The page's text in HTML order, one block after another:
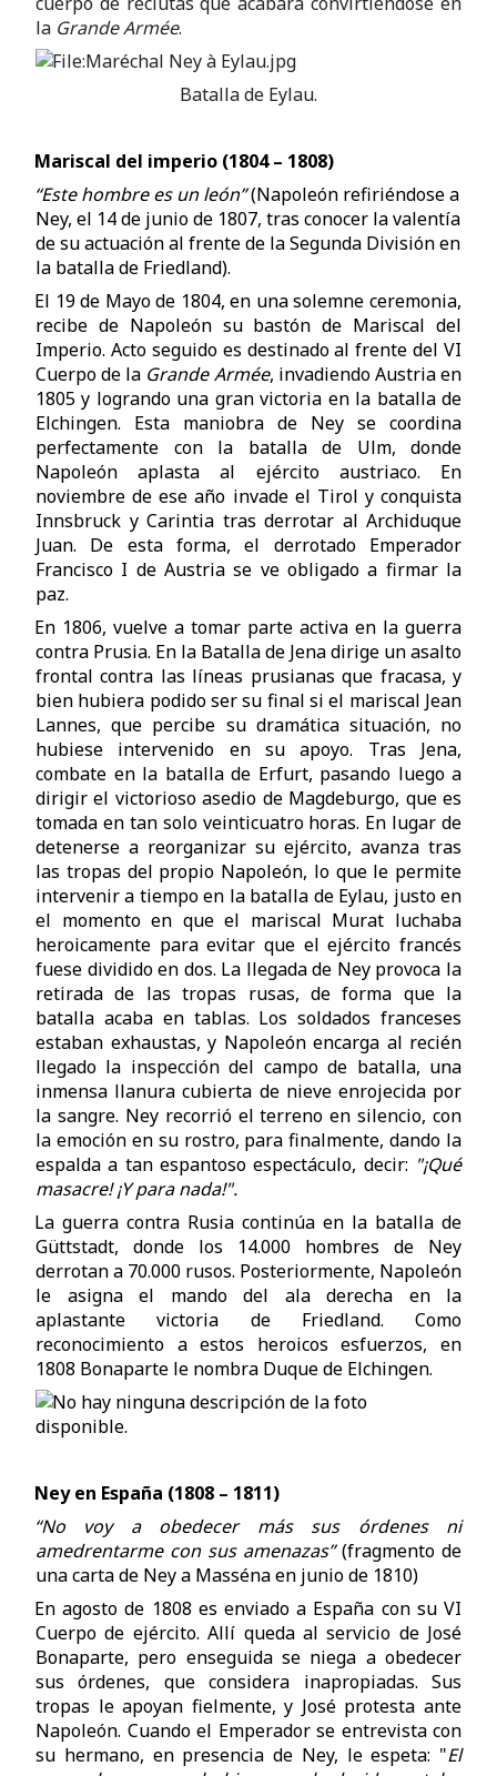
la Grande Armée.
Batalla de Eylau.
Mariscal del imperio (1804 – 1808)
“Este hombre es un león”(Napoleón refiriéndose a
Ney, el 14 de junio de 1807, tras conocer la valentía
de su actuación al frente de la Segunda División en
la batalla de Friedland).
El 19 de Mayo de 1804, en una solemne ceremonia,
recibe de Napoleón su bastón de Mariscal del
Imperio. Acto seguido es destinado al frente del VI
Cuerpo de la Grande Armée, invadiendo Austria en
1805 y logrando una gran victoria en la batalla de
Elchingen. Esta maniobra de Ney se coordina
perfectamente con la batalla de Ulm, donde
Napoleón aplasta al ejército austriaco. En
noviembre de ese año invade el Tirol y conquista
Innsbruck y Carintia tras derrotar al Archiduque
Juan. De esta forma, el derrotado Emperador
Francisco I de Austria se ve obligado a firmar la
paz.
En 1806, vuelve a tomar parte activa en la guerra
contra Prusia. En la Batalla de Jena dirige un asalto
frontal contra las líneas prusianas que fracasa, y
bien hubiera podido ser su final si el mariscal Jean
Lannes, que percibe su dramática situación, no
hubiese intervenido en su apoyo. Tras Jena,
combate en la batalla de Erfurt, pasando luego a
dirigir el victorioso asedio de Magdeburgo, que es
tomada en tan solo veinticuatro horas. En lugar de
detenerse a reorganizar su ejército, avanza tras
las tropas del propio Napoleón, lo que le permite
intervenir a tiempo en la batalla de Eylau, justo en
el momento en que el mariscal Murat luchaba
heroicamente para evitar que el ejército francés
fuese dividido en dos. La llegada de Ney provoca la
retirada de las tropas rusas, de forma que la
batalla acaba en tablas. Los soldados franceses
estaban exhaustas, y Napoleón encarga al recién
llegado la inspección del campo de batalla, una
inmensa llanura cubierta de nieve enrojecida por
la sangre. Ney recorrió el terreno en silencio, con
la emoción en su rostro, para finalmente, dando la
espalda a tan espantoso espectáculo, decir: "¡Qué
masacre! ¡Y para nada!".
La guerra contra Rusia continúa en la batalla de
Güttstadt, donde los 14.000 hombres de Ney
derrotan a 70.000 rusos. Posteriormente, Napoleón
le asigna el mando del ala derecha en la
aplastante victoria de Friedland. Como
reconocimiento a estos heroicos esfuerzos, en
1808 Bonaparte le nombra Duque de Elchingen.
Ney en España (1808 – 1811)
“No voy a obedecer más sus órdenes ni
amedrentarme con sus amenazas”(fragmento de
una carta de Ney a Masséna en junio de 1810)
En agosto de 1808 es enviado a España con su VI
Cuerpo de ejército. Allí queda al servicio de José
Bonaparte, pero enseguida se niega a obedecer
sus órdenes, que considera inapropiadas. Sus
tropas le apoyan fielmente, y José protesta ante
Napoleón. Cuando el Emperador se entrevista con
su hermano, en presencia de Ney, le espeta: "El